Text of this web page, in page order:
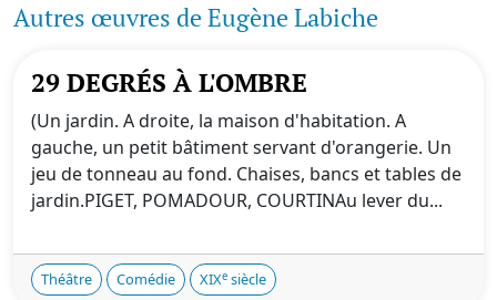
Autres œuvres de Eugène Labiche
29 DEGRÉS À L'OMBRE
(Un jardin. A droite, la maison d'habitation. A
gauche, un petit bâtiment servant d'orangerie. Un
jeu de tonneau au fond. Chaises, bancs et tables de
jardin.PIGET, POMADOUR, COURTINAu lever du...
Théâtre Comédie XIXe siècle